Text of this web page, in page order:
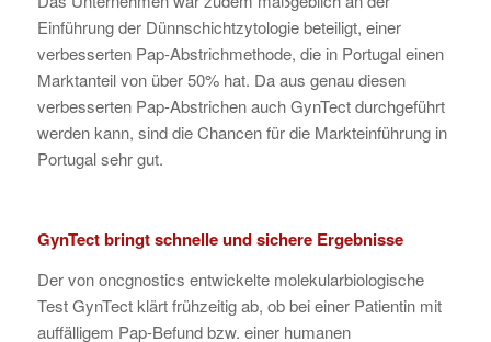
Einführung der Dünnschichtzytologie beteiligt, einer
verbesserten Pap-Abstrichmethode, die in Portugal einen
Marktanteil von über 50% hat. Da aus genau diesen
verbesserten Pap-Abstrichen auch GynTect durchgeführt
werden kann, sind die Chancen für die Markteinführung in
Portugal sehr gut.
GynTect bringt schnelle und sichere Ergebnisse
Der von oncgnostics entwickelte molekularbiologische
Test GynTect klärt frühzeitig ab, ob bei einer Patientin mit
auffälligem Pap-Befund bzw. einer humanen